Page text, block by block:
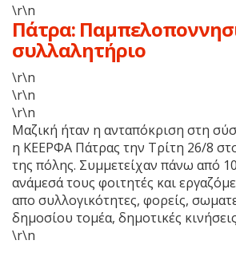
\r\n
Πάτρα:
συλλαλητήριο
\r\n
\r\n
\r\n
Μαζική ήταν η ανταπόκριση στη
η ΚΕΕΡΦΑ Πάτρας την Τρίτη 26/8
της πόλης. Συμμετείχαν πάνω από
ανάμεσά τους φοιτητές και
απο συλλογικότητες, φορείς,
δημοσίου τομέα, δημοτικές
\r\n